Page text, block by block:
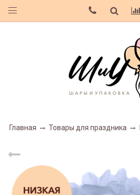
Главная Товары для праздника